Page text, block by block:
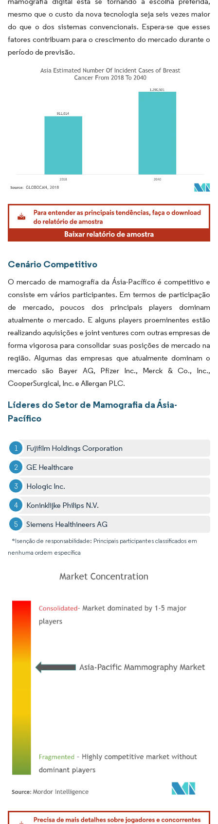
mesmo que o custo da nova tecnologia seja seis vezes maior
do que o dos sistemas convencionais. Espera-se que esses
fatores contribuam para o crescimento do mercado durante o
período de previsão.
Imagem © Mordor Intelligence. O reuso requer atribuição conforme CC BY 4.0.
Cenário Competitivo
O mercado de mamografia da Ásia-Pacífico é competitivo e
consiste em vários participantes. Em termos de participação
de mercado, poucos dos principais players dominam
atualmente o mercado. E alguns players proeminentes estão
realizando aquisições e joint ventures com outras empresas de
forma vigorosa para consolidar suas posições de mercado na
região. Algumas das empresas que atualmente dominam o
mercado são Bayer AG, Pfizer Inc., Merck & Co., Inc.,
CooperSurgical, Inc. e Allergan PLC.
Líderes do Setor de Mamografia da Ásia-
Pacífico
Fujifilm Holdings Corporation
GE Healthcare
Hologic Inc.
Koninklijke Philips N.V.
Siemens Healthineers AG
*Isenção de responsabilidade: Principais participantes classificados em
nenhuma ordem específica
Imagem © Mordor Intelligence. O reuso requer atribuição conforme CC BY 4.0.